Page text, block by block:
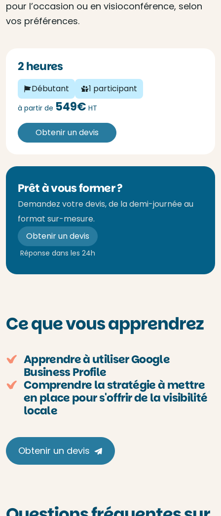
pour l’occasion ou en visioconférence, selon
vos préférences.
2 heures
Débutant 1 participant
à partir de 549€ HT
Obtenir un devis
Prêt à vous former ?
Demandez votre devis, de la demi-journée au
format sur-mesure.
Obtenir un devis
Réponse dans les 24h
Ce que vous apprendrez
Apprendre à utiliser Google
Business Profile
Comprendre la stratégie à mettre
en place pour s'offrir de la visibilité
locale
Obtenir un devis